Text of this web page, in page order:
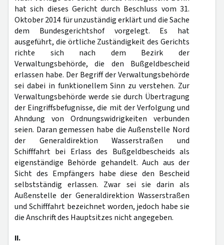
hat sich dieses Gericht durch Beschluss vom 31.
Oktober 2014 für unzuständig erklärt und die Sache
dem Bundesgerichtshof vorgelegt. Es hat
ausgeführt, die örtliche Zuständigkeit des Gerichts
richte sich nach dem Bezirk der
Verwaltungsbehörde, die den Bußgeldbescheid
erlassen habe. Der Begriff der Verwaltungsbehörde
sei dabei in funktionellem Sinn zu verstehen. Zur
Verwaltungsbehörde werde sie durch Übertragung
der Eingriffsbefugnisse, die mit der Verfolgung und
Ahndung von Ordnungswidrigkeiten verbunden
seien. Daran gemessen habe die Außenstelle Nord
der Generaldirektion Wasserstraßen und
Schifffahrt bei Erlass des Bußgeldbescheids als
eigenständige Behörde gehandelt. Auch aus der
Sicht des Empfängers habe diese den Bescheid
selbstständig erlassen. Zwar sei sie darin als
Außenstelle der Generaldirektion Wasserstraßen
und Schifffahrt bezeichnet worden, jedoch habe sie
die Anschrift des Hauptsitzes nicht angegeben.
II.